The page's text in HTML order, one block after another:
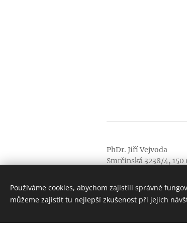
PhDr. Jiří Vejvoda
Smrčinská 3238/4, 150
Facebook
LinkedIn
Všechna práva
Používáme cookies, abychom zajistili správné
můžeme zajistit tu nejlepší zkušenost při jejich